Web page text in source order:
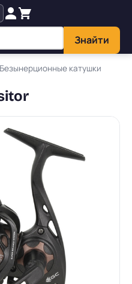
Знайти
Безынерционные катушки